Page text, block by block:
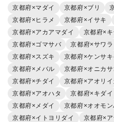
京都府×マダイ 京都府×ブリ
京都府×ヒラメ
京都府×イサキ
京都府×アカアマダイ
京都府×キ
京都府×ゴマサバ
京都府×サワラ
京都府×スズキ
京都府×ケンサキ
京都府×メバル
京都府×オニカサ
京都府×チダイ
京都府×アオリイ
京都府×アオハタ
京都府×キダイ
京都府×メダイ
京都府×オオモン
京都府×イトヨリダイ
京都府×ア